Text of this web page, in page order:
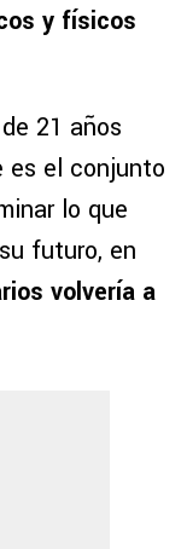
y físicos
21 años
es el conjunto
lo que
futuro, en
volvería a